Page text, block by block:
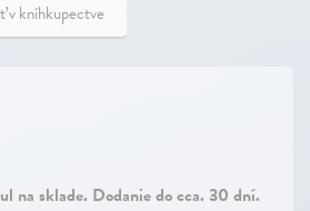
v kníhkupectve
na sklade. Dodanie do cca. 30 dní.